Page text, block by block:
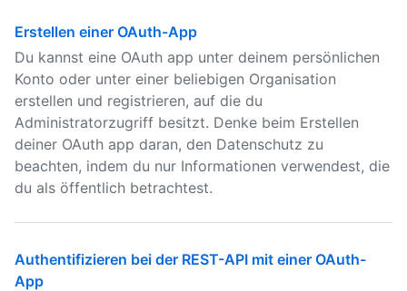
Erstellen einer OAuth-App
Du kannst eine OAuth app unter deinem persönlichen
Konto oder unter einer beliebigen Organisation
erstellen und registrieren, auf die du
Administratorzugriff besitzt. Denke beim Erstellen
deiner OAuth app daran, den Datenschutz zu
beachten, indem du nur Informationen verwendest, die
du als öffentlich betrachtest.
Authentifizieren bei der REST-API mit einer OAuth-
App